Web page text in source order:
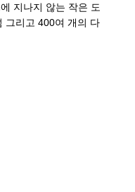
지나지 않는 작은 도
그리고 400여 개의 다